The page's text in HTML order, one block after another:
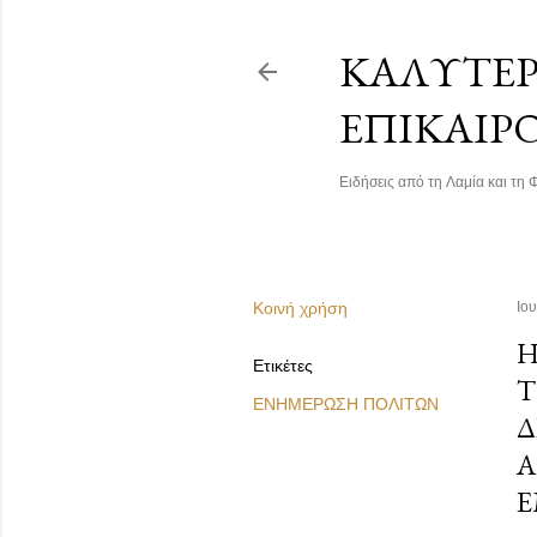
Ειδήσεις από τη Λαμία και τη
Κοινή χρήση
Ετικέτες
ΕΝΗΜΕΡΩΣΗ ΠΟΛΙΤΩΝ